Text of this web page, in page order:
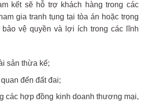
kết sẽ hỗ trợ khách hàng trong các
gia tranh tụng tại tòa án hoặc trọng
vệ quyền và lợi ích trong các lĩnh
sản thừa kế;
đến đất đai;
các hợp đồng kinh doanh thương mại,